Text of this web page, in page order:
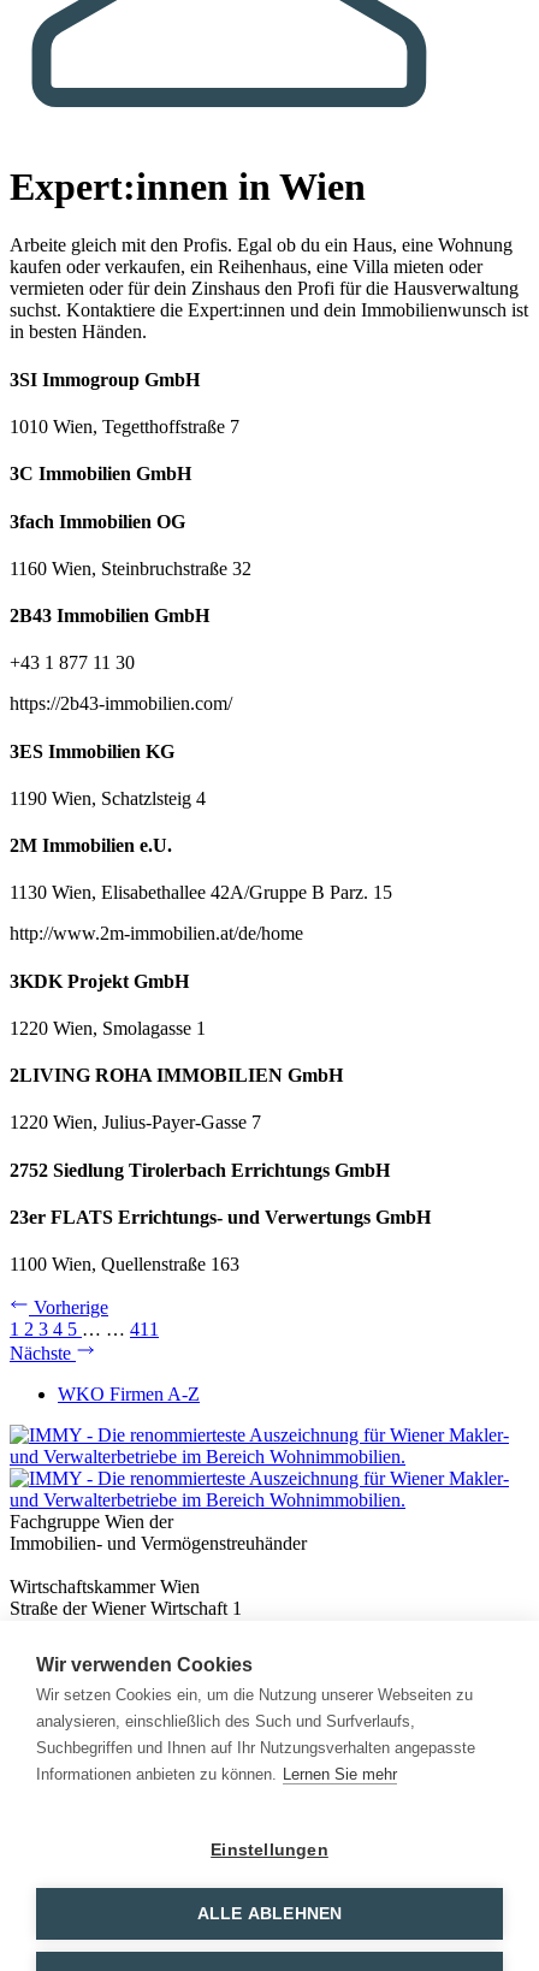
Expert:innen in Wien
Arbeite gleich mit den Profis. Egal ob du ein Haus, eine Wohnung
kaufen oder verkaufen, ein Reihenhaus, eine Villa mieten oder
vermieten oder für dein Zinshaus den Profi für die Hausverwaltung
suchst. Kontaktiere die Expert:innen und dein Immobilienwunsch ist
in besten Händen.
3SI Immogroup GmbH
1010 Wien, Tegetthoffstraße 7
3C Immobilien GmbH
3fach Immobilien OG
1160 Wien, Steinbruchstraße 32
2B43 Immobilien GmbH
+43 1 877 11 30
https://2b43-immobilien.com/
3ES Immobilien KG
1190 Wien, Schatzlsteig 4
2M Immobilien e.U.
1130 Wien, Elisabethallee 42A/Gruppe B Parz. 15
http://www.2m-immobilien.at/de/home
3KDK Projekt GmbH
1220 Wien, Smolagasse 1
2LIVING ROHA IMMOBILIEN GmbH
1220 Wien, Julius-Payer-Gasse 7
2752 Siedlung Tirolerbach Errichtungs GmbH
23er FLATS Errichtungs- und Verwertungs GmbH
1100 Wien, Quellenstraße 163
Vorherige
1 2 3 4 5 … … 411
Nächste
WKO Firmen A-Z
Fachgruppe Wien der
Immobilien- und Vermögenstreuhänder
Wirtschaftskammer Wien
Straße der Wiener Wirtschaft 1
Nützliches
Immobilienwissen
Formulare & Rechner
Expert:innen
Info
Wir verwenden Cookies
Wir setzen Cookies ein, um die Nutzung unserer Webseiten zu
analysieren, einschließlich des Such und Surfverlaufs,
Suchbegriffen und Ihnen auf Ihr Nutzungsverhalten angepasste
Informationen anbieten zu können. Lernen Sie mehr
Einstellungen
ALLE ABLEHNEN